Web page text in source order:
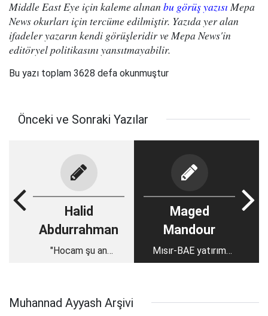
Middle East Eye için kaleme alınan bu görüş yazısı Mepa
News okurları için tercüme edilmiştir. Yazıda yer alan
ifadeler yazarın kendi görüşleridir ve Mepa News'in
editöryel politikasını yansıtmayabilir.
Bu yazı toplam 3628 defa okunmuştur
Önceki ve Sonraki Yazılar
Halid
Abdurrahman
"Hocam şu an
Maged
Mandour
Mısır-BAE yatırım
anlaşması Sisi rejimi
Muhannad Ayyash Arşivi